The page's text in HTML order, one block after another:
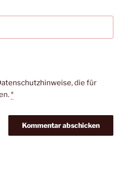
, die für
*